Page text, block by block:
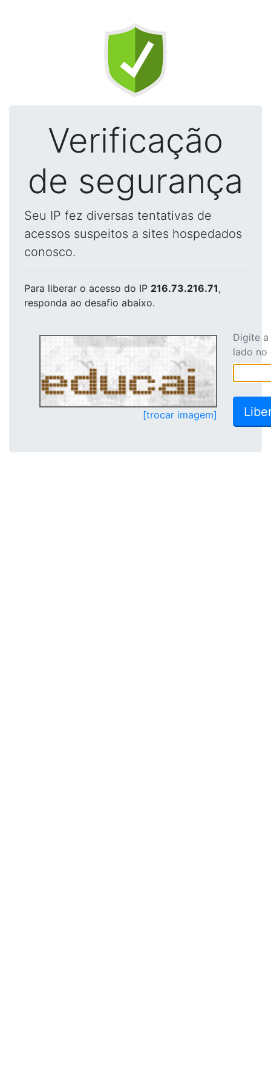
Verificação
de segurança
Seu IP fez diversas tentativas de
acessos suspeitos a sites hospedados
conosco.
Para liberar o acesso do IP 216.73.216.71,
responda ao desafio abaixo.
[trocar imagem]
Digite
lado no